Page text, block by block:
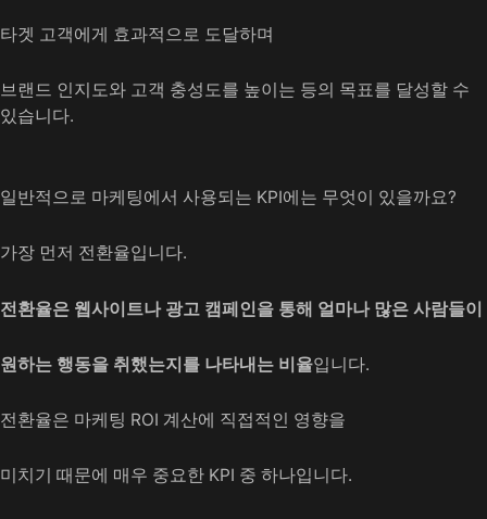
타겟 고객에게 효과적으로 도달하며
브랜드 인지도와 고객 충성도를 높이는 등의 목표를 달성할 수
있습니다.
일반적으로 마케팅에서 사용되는 KPI에는 무엇이 있을까요?
가장 먼저 전환율입니다.
전환율은 웹사이트나 광고 캠페인을 통해 얼마나 많은 사람들이
원하는 행동을 취했는지를 나타내는 비율입니다.
전환율은 마케팅 ROI 계산에 직접적인 영향을
미치기 때문에 매우 중요한 KPI 중 하나입니다.